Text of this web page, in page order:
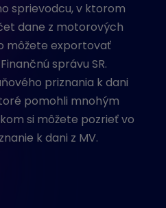
sprievodcu, v ktorom
dane z motorových
môžete exportovať
správu SR.
priznania k dani
pomohli mnohým
si môžete pozrieť vo
k dani z MV.